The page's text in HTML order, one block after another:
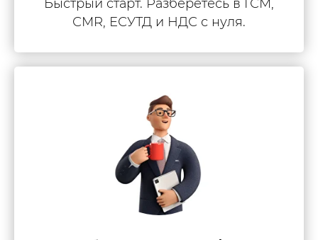
Быстрый старт. Разберетесь в ГСМ,
СМR, ЕСУТД и НДС с нуля.